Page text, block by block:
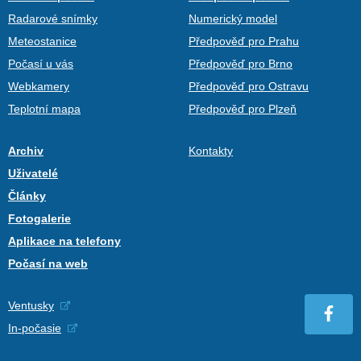
Radarové snímky
Meteostanice
Počasí u vás
Webkamery
Teplotní mapa
Numerický model
Předpověď pro Prahu
Předpověď pro Brno
Předpověď pro Ostravu
Předpověď pro Plzeň
Archiv
Uživatelé
Články
Fotogalerie
Aplikace na telefony
Počasí na web
Kontakty
Ventusky
In-počasie